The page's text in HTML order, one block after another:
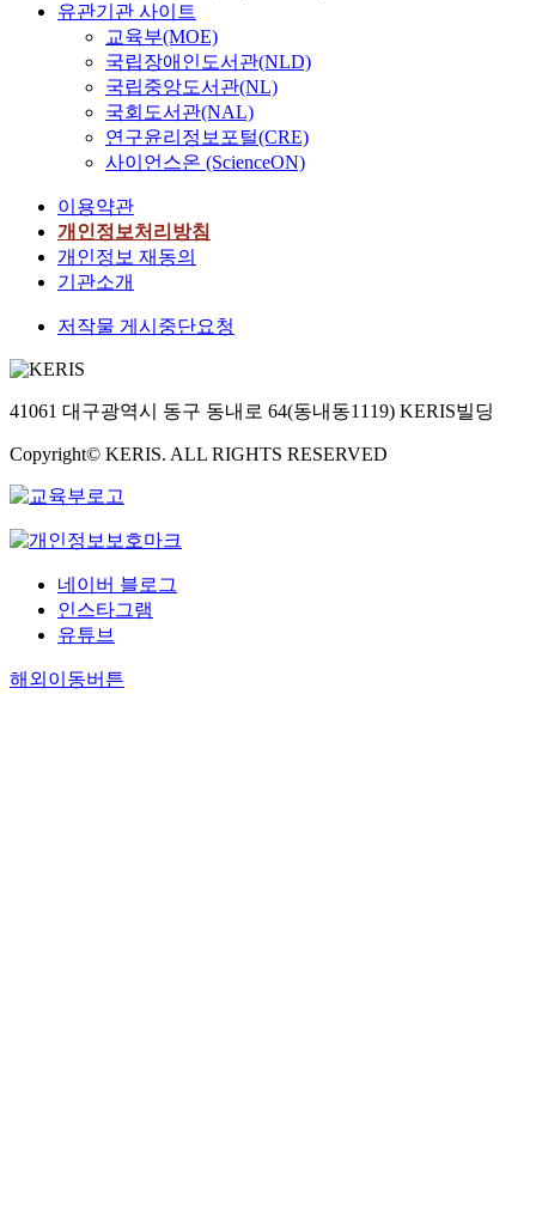
유관기관 사이트
교육부(MOE)
국립장애인도서관(NLD)
국립중앙도서관(NL)
국회도서관(NAL)
연구윤리정보포털(CRE)
사이언스온 (ScienceON)
이용약관
개인정보처리방침
개인정보 재동의
기관소개
저작물 게시중단요청
41061 대구광역시 동구 동내로 64(동내동1119) KERIS빌딩
Copyright© KERIS. ALL RIGHTS RESERVED
네이버 블로그
인스타그램
유튜브
해외이동버튼